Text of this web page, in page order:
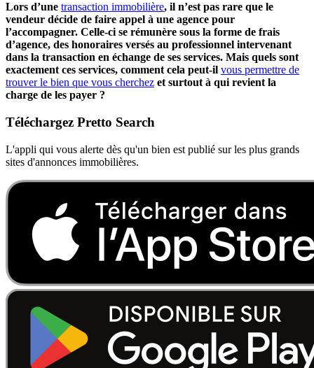
Lors d’une transaction immobilière, il n’est pas rare que le
vendeur décide de faire appel à une agence pour
l’accompagner. Celle-ci se rémunère sous la forme de frais
d’agence, des honoraires versés au professionnel intervenant
dans la transaction en échange de ses services. Mais quels sont
exactement ces services, comment cela peut-il vous permettre de
trouver le bien que vous cherchez et surtout à qui revient la
charge de les payer ?
Téléchargez Pretto Search
L'appli qui vous alerte dès qu'un bien est publié sur les plus grands
sites d'annonces immobilières.